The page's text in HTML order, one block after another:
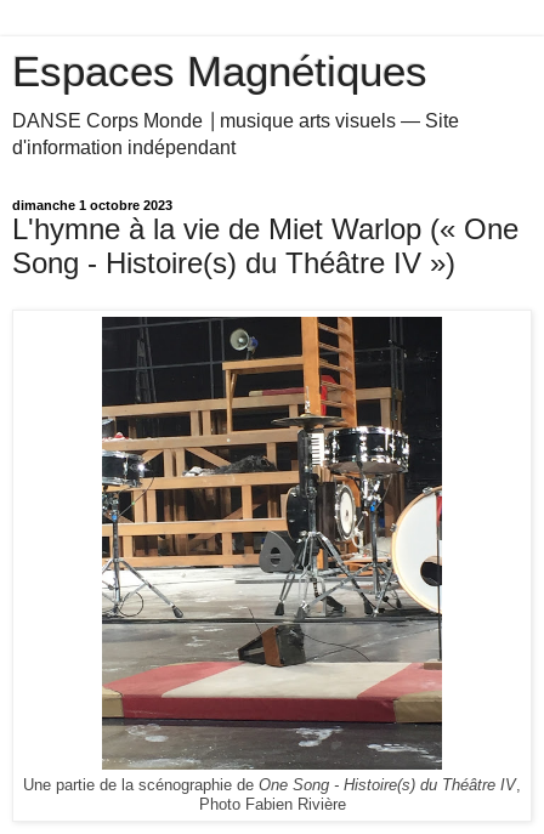
Espaces Magnétiques
DANSE Corps Monde ⎥ musique arts visuels — Site
d'information indépendant
dimanche 1 octobre 2023
L'hymne à la vie de Miet Warlop (« One
Song - Histoire(s) du Théâtre IV »)
Une partie de la scénographie de One Song - Histoire(s) du Théâtre IV,
Photo Fabien Rivière